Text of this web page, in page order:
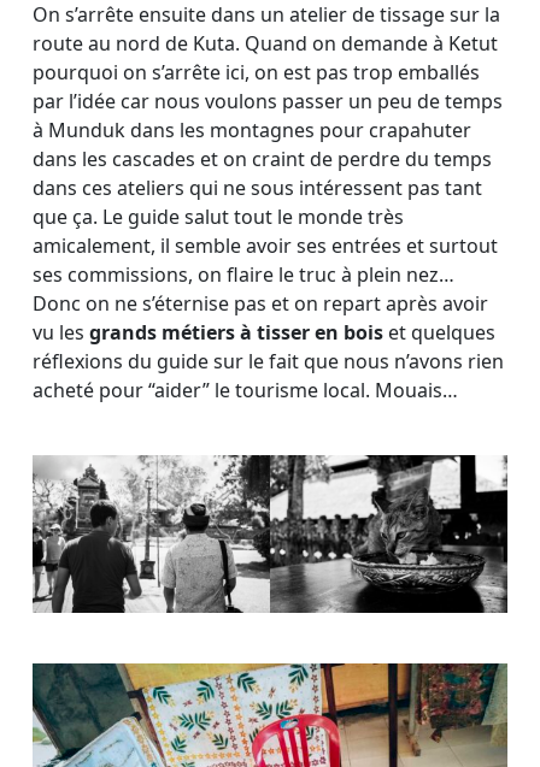
On s’arrête ensuite dans un atelier de tissage sur la
route au nord de Kuta. Quand on demande à Ketut
pourquoi on s’arrête ici, on est pas trop emballés
par l’idée car nous voulons passer un peu de temps
à Munduk dans les montagnes pour crapahuter
dans les cascades et on craint de perdre du temps
dans ces ateliers qui ne sous intéressent pas tant
que ça. Le guide salut tout le monde très
amicalement, il semble avoir ses entrées et surtout
ses commissions, on flaire le truc à plein nez…
Donc on ne s’éternise pas et on repart après avoir
vu lesgrands métiers à tisser en bois et quelques
réflexions du guide sur le fait que nous n’avons rien
acheté pour “aider” le tourisme local. Mouais…